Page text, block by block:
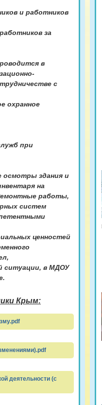
и работников
за
в
с
охранное
при
осмотры здания и
на
работы,
систем
ценностей
ситуации, в МДОУ
Крым:
деятельности (с